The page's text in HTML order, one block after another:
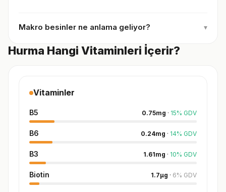
Makro besinler ne anlama geliyor? ▾
Hurma Hangi Vitaminleri İçerir?
Vitaminler
B5 0.75mg · 15% GDV
B6 0.24mg · 14% GDV
B3 1.61mg · 10% GDV
Biotin 1.7µg · 6% GDV